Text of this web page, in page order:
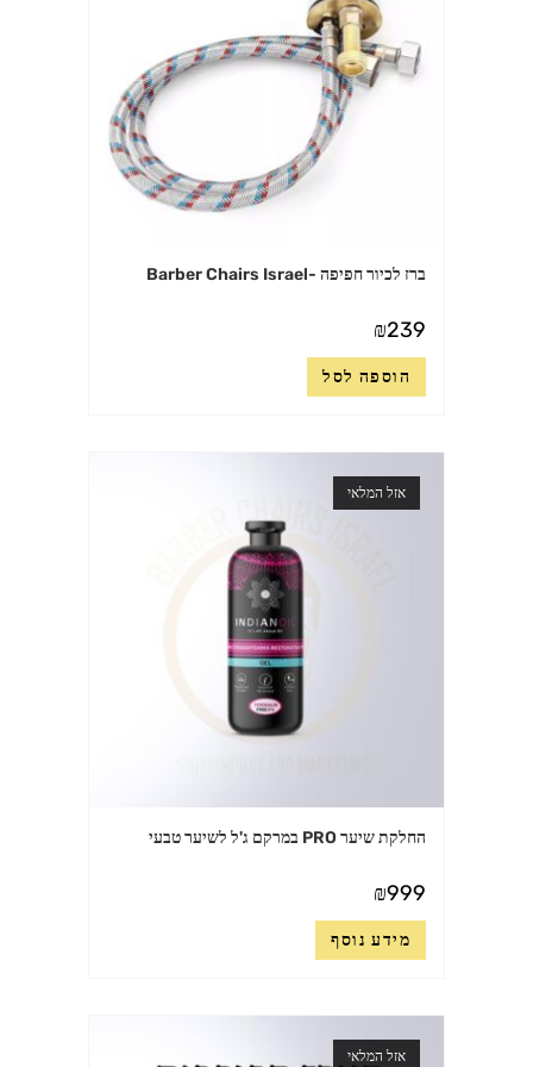
ברז לכיור חפיפה -Barber Chairs Israel
₪239
הוספה לסל
אזל המלאי
החלקת שיער PRO במרקם ג'ל לשיער טבעי
₪999
מידע נוסף
אזל המלאי